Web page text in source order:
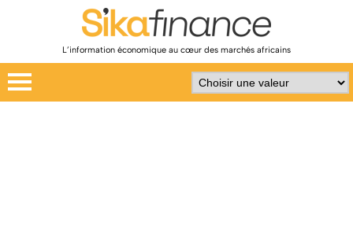
L’information économique au cœur des marchés africains